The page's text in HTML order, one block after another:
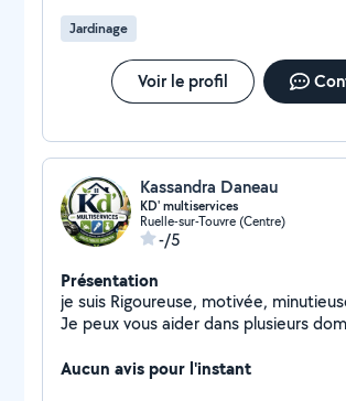
Jardinage
Voir le profil
Kassandra Daneau
KD' multiservices
Ruelle-sur-Touvre (Centre)
-/5
Présentation
je suis Rigoureuse, motivée,
Je peux vous aider dans plusieurs
courses, compagnie
Aucun avis pour l'instant